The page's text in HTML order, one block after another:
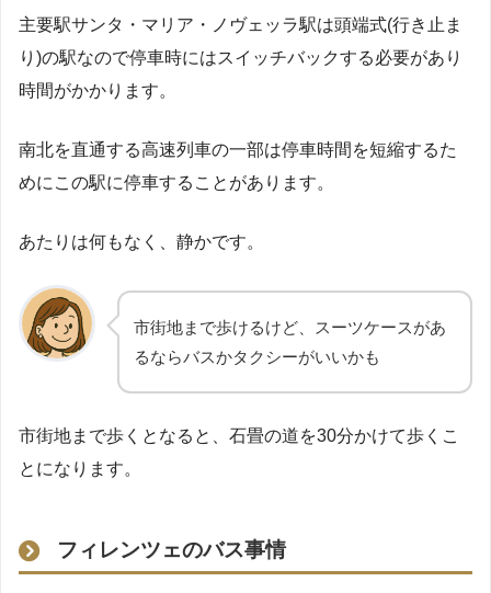
主要駅サンタ・マリア・ノヴェッラ駅は頭端式(行き止ま
り)の駅なので停車時にはスイッチバックする必要があり
時間がかかります。
南北を直通する高速列車の一部は停車時間を短縮するた
めにこの駅に停車することがあります。
あたりは何もなく、静かです。
市街地まで歩けるけど、スーツケースがあ
るならバスかタクシーがいいかも
市街地まで歩くとなると、石畳の道を30分かけて歩くこ
とになります。
フィレンツェのバス事情